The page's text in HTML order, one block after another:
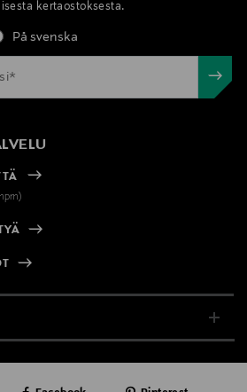
kertaostoksesta.
På svenska